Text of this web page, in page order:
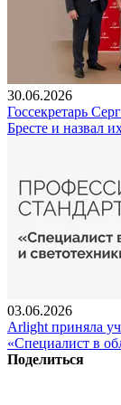
30.06.2026
Госсекретарь
Бресте и назвал
03.06.2026
Arlight приняла
«Специалист в
Поделиться